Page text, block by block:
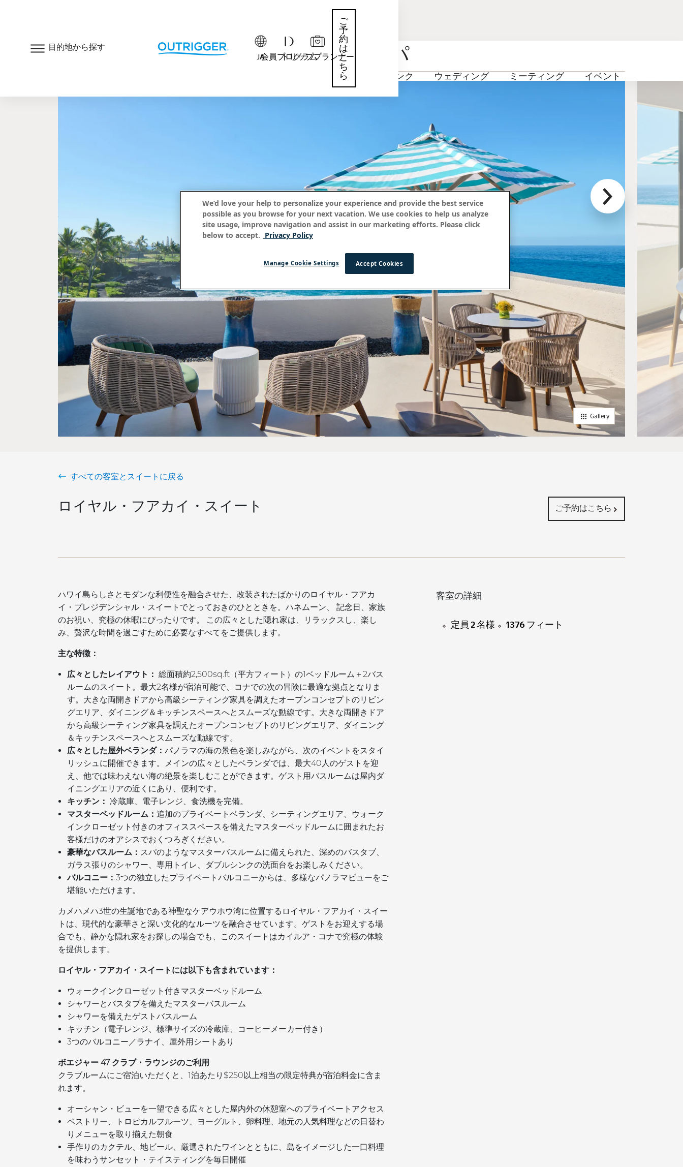
目的地から探す
JA会員プログラム
トリッププランナー
ご
予
約
は
こ
ち
ら
アウトリガー・コナ・リゾート＆スパ
フード＆ドリンク ウェディング ミーティング イベント
Gallery
すべての客室とスイートに戻る
ロイヤル・フアカイ・スイート ご予約はこちら
ハワイ島らしさとモダンな利便性を融合させた、改装されたばかりのロイヤル・フアカ
イ・プレジデンシャル・スイートでとっておきのひとときを。ハネムーン、 記念日、家族
のお祝い、究極の休暇にぴったりです。
この広々とした隠れ家は、リラックスし、楽し
み、贅沢な時間を過ごすために必要なすべてをご提供します。
主な特徴：
広々としたレイアウト： 総面積約2,500sq.ft（平方フィート）の1ベッドルーム＋2バス
ルームのスイート。最大2名様が宿泊可能で、コナでの次の冒険に最適な拠点となりま
す。大きな両開きドアから高級シーティング家具を調えたオープンコンセプトのリビン
グエリア、ダイニング＆キッチンスペースへとスムーズな動線です。大きな両開きドア
から高級シーティング家具を調えたオープンコンセプトのリビングエリア、ダイニング
＆キッチンスペースへとスムーズな動線です。
広々とした屋外ベランダ： パノラマの海の景色を楽しみながら、次のイベントをスタイ
リッシュに開催できます。メインの広々としたベランダでは、最大40人のゲストを迎
え、他では味わえない海の絶景を楽しむことができます。ゲスト用バスルームは屋内ダ
イニングエリアの近くにあり、便利です。
キッチン： 冷蔵庫、電子レンジ、食洗機を完備。
マスターベッドルーム： 追加のプライベートベランダ、シーティングエリア、ウォーク
インクローゼット付きのオフィススペースを備えたマスターベッドルームに囲まれたお
客様だけのオアシスでおくつろぎください。
豪華なバスルーム： スパのようなマスターバスルームに備えられた、深めのバスタブ、
ガラス張りのシャワー、専用トイレ、ダブルシンクの洗面台をお楽しみください。
バルコニー： 3つの独立したプライベートバルコニーからは、多様なパノラマビューをご
堪能いただけます。
カメハメハ3世の生誕地である神聖なケアウホウ湾に位置するロイヤル・フアカイ・スイー
トは、現代的な豪華さと深い文化的なルーツを融合させています。ゲストをお迎えする場
合でも、静かな隠れ家をお探しの場合でも、このスイートはカイルア・コナで究極の体験
を提供します。
ロイヤル・フアカイ・スイートには以下も含まれています：
ウォークインクローゼット付きマスターベッドルーム
シャワーとバスタブを備えたマスターバスルーム
シャワーを備えたゲストバスルーム
キッチン（電子レンジ、標準サイズの冷蔵庫、コーヒーメーカー付き）
3つのバルコニー／ラナイ、屋外用シートあり
ボエジャー 47 クラブ・ラウンジのご利用
クラブルームにご宿泊いただくと、1泊あたり$250以上相当の限定特典が宿泊料金に含ま
れます。
オーシャン・ビューを一望できる広々とした屋内外の休憩室へのプライベートアクセス
ペストリー、トロピカルフルーツ、ヨーグルト、卵料理、地元の人気料理などの日替わ
りメニューを取り揃えた朝食
手作りのカクテル、地ビール、厳選されたワインとともに、島をイメージした一口料理
を味わうサンセット・テイスティングを毎日開催
客室の詳細
定員 2 名様 1376 フィート
We’d love your help to personalize your experience and provide the best service
possible as you browse for your next vacation. We use cookies to help us analyze
site usage, improve navigation and assist in our marketing efforts. Please click
below to accept. Privacy Policy
Accept Cookies
Manage Cookie Settings